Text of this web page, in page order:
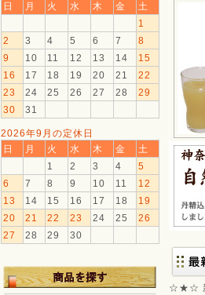
日
月 火 水 木 金
土
1
2
3 4 5 6 7
8
9
10 11 12 13 14
15
16
17 18 19 20 21
22
23
24 25 26 27 28
29
30
31
2026年9月の定休日
日
月 火 水 木 金
土
1
2 3 4
5
6
7 8 9 10 11
12
13
14 15 16 17 18
19
20
21 22 23 24 25
26
27
28 29 30
☆★☆